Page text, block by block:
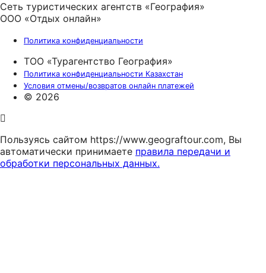
Сеть туристических агентств «География»
ООО «Отдых онлайн»
Политика конфиденциальности
ТОО «Турагентство География»
Политика конфиденциальности Казахстан
Условия отмены/возвратов онлайн платежей
© 2026
Пользуясь сайтом https://www.geograftour.com, Вы
автоматически принимаете правила передачи и
обработки персональных данных.